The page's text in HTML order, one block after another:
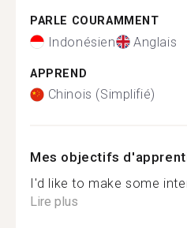
PARLE COURAMMENT
Indonésien Anglais
APPREND
Chinois (Simplifié)
Mes objectifs
I'd like to make some
Lire plus